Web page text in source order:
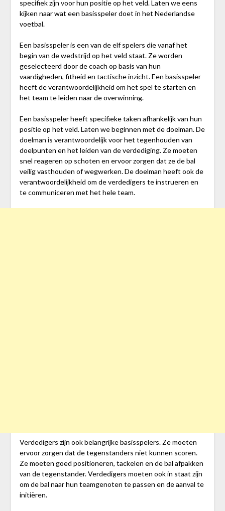
specifiek zijn voor hun positie op het veld. Laten we eens
kijken naar wat een basisspeler doet in het Nederlandse
voetbal.
Een basisspeler is een van de elf spelers die vanaf het
begin van de wedstrijd op het veld staat. Ze worden
geselecteerd door de coach op basis van hun
vaardigheden, fitheid en tactische inzicht. Een basisspeler
heeft de verantwoordelijkheid om het spel te starten en
het team te leiden naar de overwinning.
Een basisspeler heeft specifieke taken afhankelijk van hun
positie op het veld. Laten we beginnen met de doelman. De
doelman is verantwoordelijk voor het tegenhouden van
doelpunten en het leiden van de verdediging. Ze moeten
snel reageren op schoten en ervoor zorgen dat ze de bal
veilig vasthouden of wegwerken. De doelman heeft ook de
verantwoordelijkheid om de verdedigers te instrueren en
te communiceren met het hele team.
Verdedigers zijn ook belangrijke basisspelers. Ze moeten
ervoor zorgen dat de tegenstanders niet kunnen scoren.
Ze moeten goed positioneren, tackelen en de bal afpakken
van de tegenstander. Verdedigers moeten ook in staat zijn
om de bal naar hun teamgenoten te passen en de aanval te
initiëren.